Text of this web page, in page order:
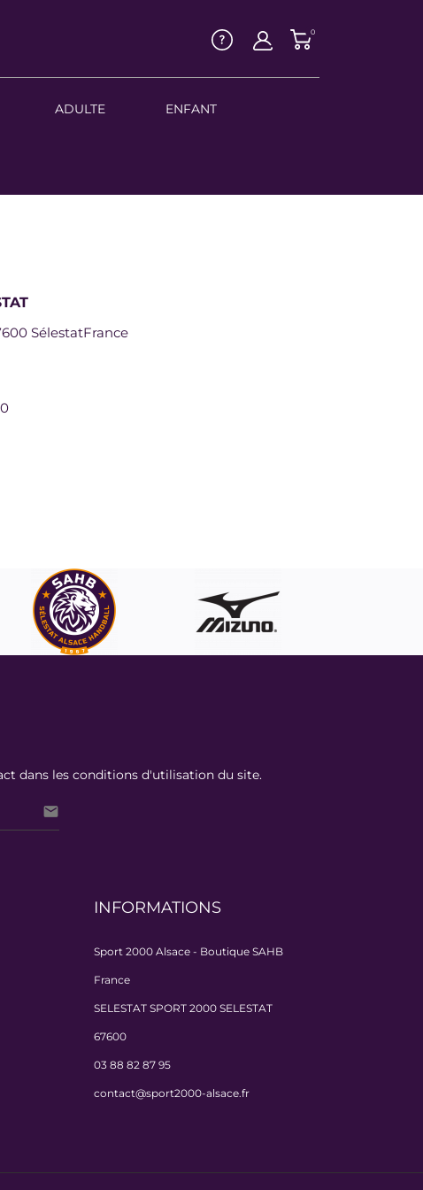
0
ADULTE ENFANT
SélestatFrance
dans les conditions d'utilisation du site.

INFORMATIONS
Sport 2000 Alsace - Boutique SAHB
France
SELESTAT SPORT 2000 SELESTAT
67600
03 88 82 87 95
contact@sport2000-alsace.fr